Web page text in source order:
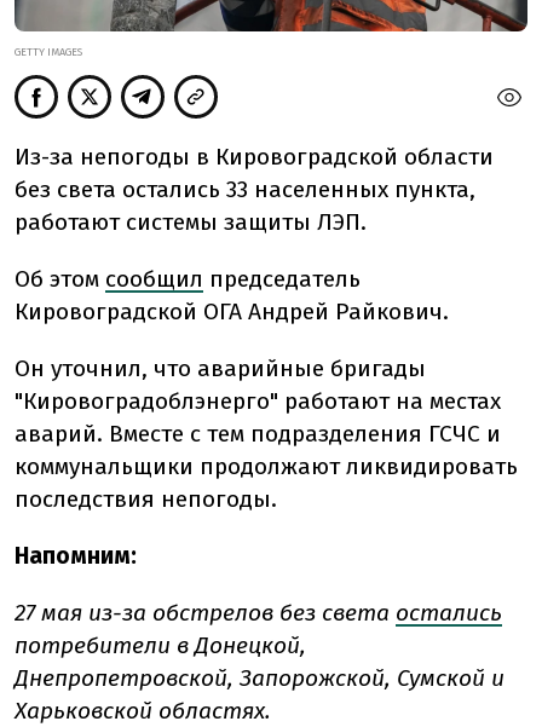
GETTY IMAGES
Из-за непогоды в Кировоградской области
без света остались 33 населенных пункта,
работают системы защиты ЛЭП.
Об этом сообщил председатель
Кировоградской ОГА Андрей Райкович.
Он уточнил, что аварийные бригады
"Кировоградоблэнерго" работают на местах
аварий. Вместе с тем подразделения ГСЧС и
коммунальщики продолжают ликвидировать
последствия непогоды.
Напомним:
27 мая из-за обстрелов без света остались
потребители в Донецкой,
Днепропетровской, Запорожской, Сумской и
Харьковской областях.